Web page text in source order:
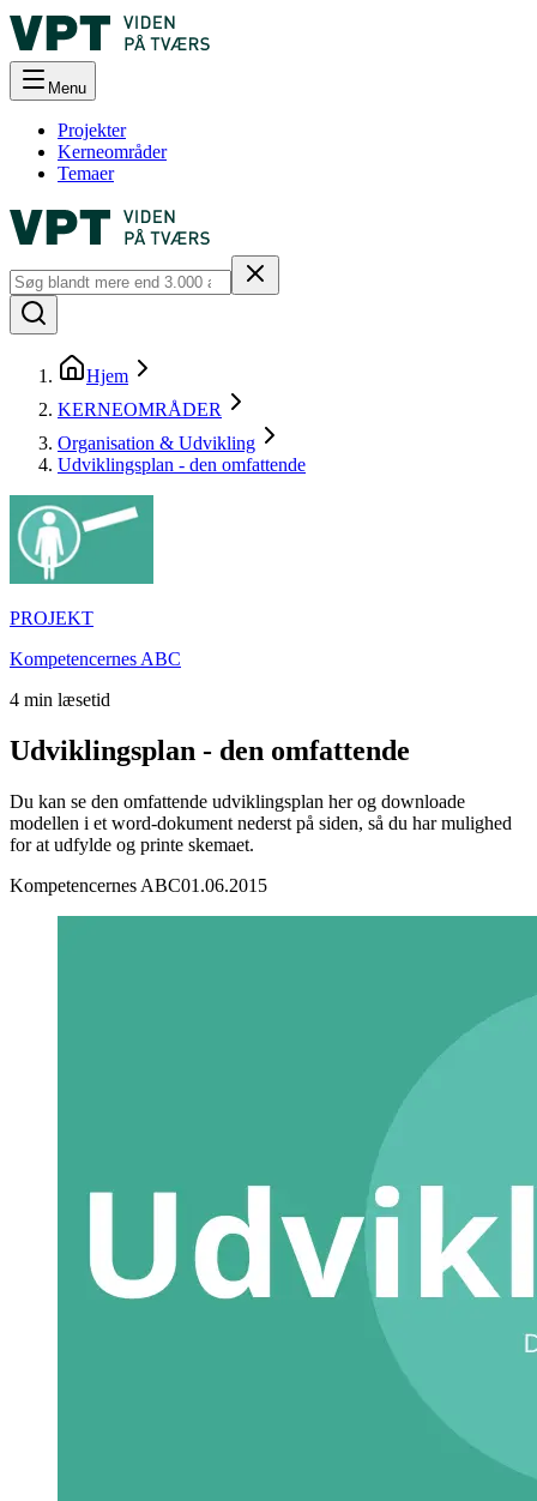
Menu
Projekter
Kerneområder
Temaer
Hjem
KERNEOMRÅDER
Organisation & Udvikling
Udviklingsplan - den omfattende
PROJEKT
Kompetencernes ABC
4 min læsetid
Udviklingsplan - den omfattende
Du kan se den omfattende udviklingsplan her og downloade
modellen i et word-dokument nederst på siden, så du har mulighed
for at udfylde og printe skemaet.
Kompetencernes ABC01.06.2015